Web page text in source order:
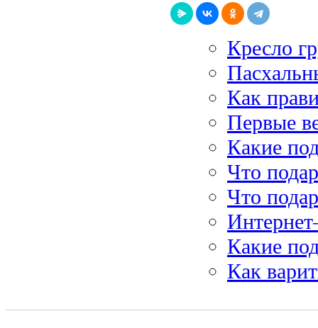
Кресло
Как
Первые
Какие
Что
Что
Какие
Как